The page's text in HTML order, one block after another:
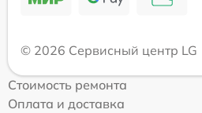
© 2026 Сервисный центр LG
Стоимость ремонта
Оплата и доставка